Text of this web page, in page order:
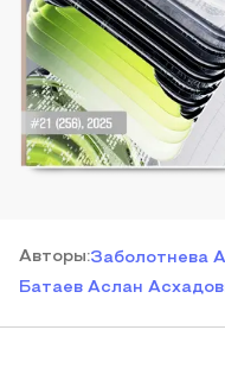
Авторы:Заболотнева
Батаев Аслан